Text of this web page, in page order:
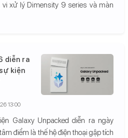
xử lý Dimensity 9 series và màn
diễn ra
kiện
Galaxy Unpacked diễn ra ngày
điểm là thế hệ điện thoại gập tích
13:00